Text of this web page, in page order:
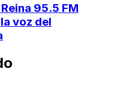
95.5 FM
voz del